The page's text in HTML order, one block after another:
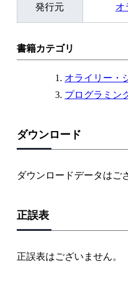
発行元 オ
書籍カテゴリ
オライリー・
プログラミン
ダウンロード
ダウンロードデータはご
正誤表
正誤表はございません。